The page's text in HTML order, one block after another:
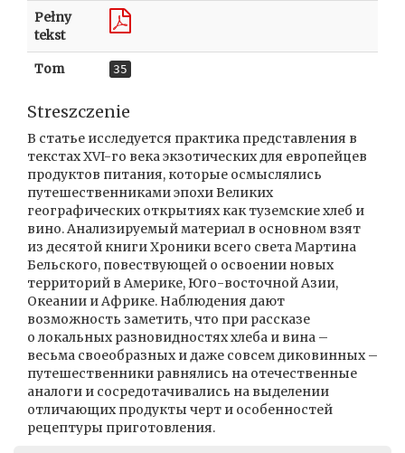
Pełny
tekst
Tom 35
Streszczenie
В статье исследуется практика представления в
текстах XVI-го века экзотических для европейцев
продуктов питания, которые осмыслялись
путешественниками эпохи Великих
географических открытиях как туземские хлеб и
вино. Анализируемый материал в основном взят
из десятой книги Хроники всего света Мартина
Бельского, повествующей о освоении новых
территорий в Америке, Юго-восточной Азии,
Океании и Африке. Наблюдения дают
возможность заметить, что при рассказе
о локальных разновидностях хлеба и вина –
весьма своеобразных и даже совсем диковинных –
путешественники равнялись на отечественные
аналоги и сосредотачивались на выделении
отличающих продукты черт и особенностей
рецептуры приготовления.